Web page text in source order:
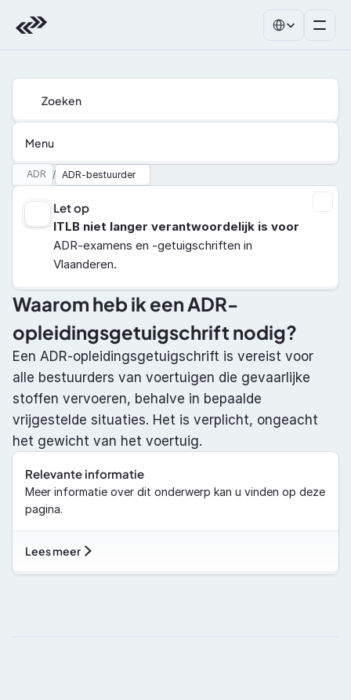
Menu
Zoeken
ADR / ADR-bestuurder
Let op
ITLB niet langer verantwoordelijk is voor
ADR-examens en -getuigschriften in
Vlaanderen.
Waarom heb ik een ADR-
opleidingsgetuigschrift nodig?
Een ADR-opleidingsgetuigschrift is vereist voor
alle bestuurders van voertuigen die gevaarlijke
stoffen vervoeren, behalve in bepaalde
vrijgestelde situaties. Het is verplicht, ongeacht
het gewicht van het voertuig.
Relevante informatie
Meer informatie over dit onderwerp kan u vinden op deze
pagina.
Lees meer